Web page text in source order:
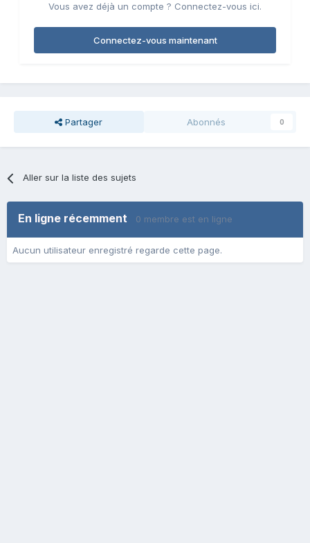
Vous avez déjà un compte ? Connectez-vous ici.
Connectez-vous maintenant
Partager Abonnés 0
Aller sur la liste des sujets
En ligne récemment 0 membre est en ligne
Aucun utilisateur enregistré regarde cette page.